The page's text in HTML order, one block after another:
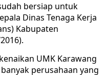
bersiap untuk
Dinas Tenaga Kerja
Kabupaten
UMK Karawang
perusahaan yang